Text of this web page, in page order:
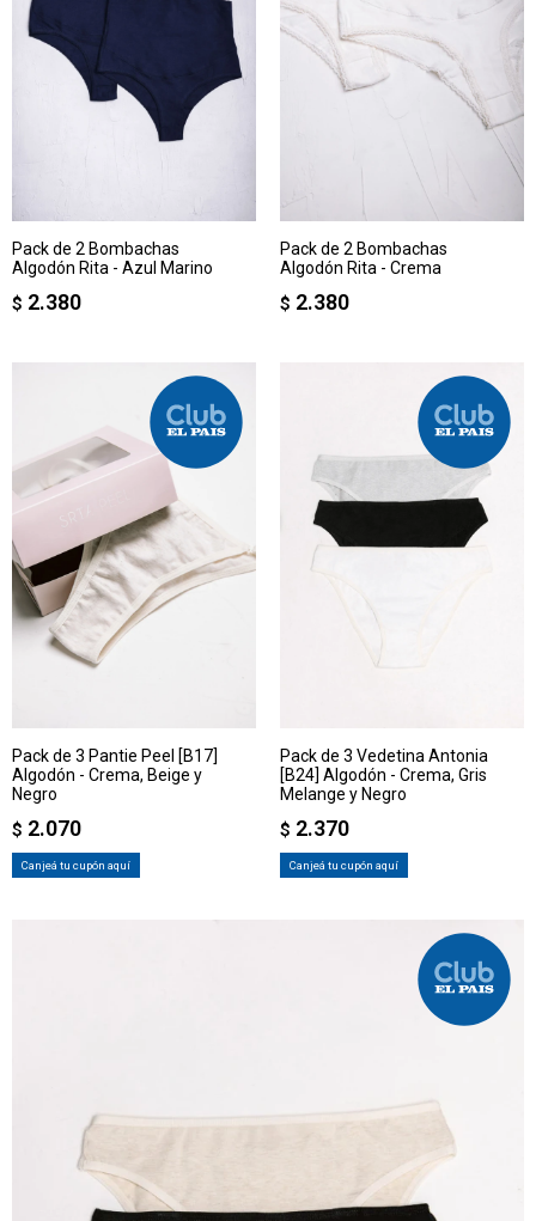
Pack de 2 Bombachas
Algodón Rita - Azul Marino
$ 2.380
Pack de 2 Bombachas
Algodón Rita - Crema
$ 2.380
Pack de 3 Pantie Peel [B17]
Algodón - Crema, Beige y
Negro
$ 2.070
Canjeá tu cupón aquí
Pack de 3 Vedetina Antonia
[B24] Algodón - Crema, Gris
Melange y Negro
$ 2.370
Canjeá tu cupón aquí